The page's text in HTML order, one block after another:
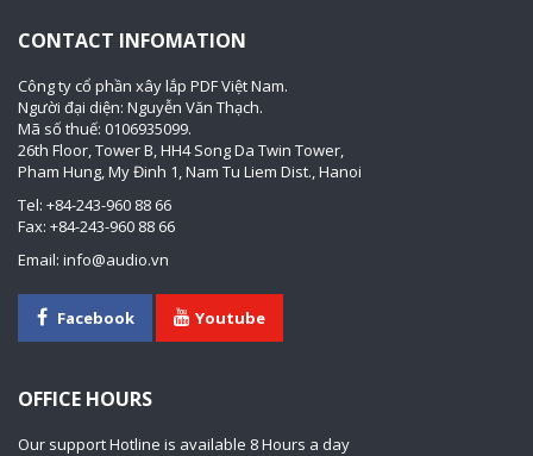
CONTACT INFOMATION
Công ty cổ phần xây lắp PDF Việt Nam.
Người đại diện: Nguyễn Văn Thạch.
Mã số thuế: 0106935099.
26th Floor, Tower B, HH4 Song Da Twin Tower,
Pham Hung, My Đinh 1, Nam Tu Liem Dist., Hanoi
Tel: +84-243-960 88 66
Fax: +84-243-960 88 66
Email: info@audio.vn
Facebook Youtube
OFFICE HOURS
Our support Hotline is available 8 Hours a day